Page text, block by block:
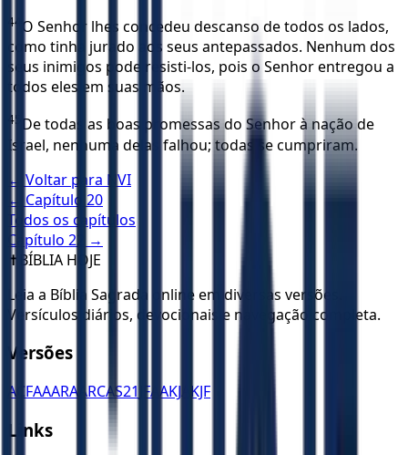
44 O Senhor lhes concedeu descanso de todos os lados,
como tinha jurado aos seus antepassados. Nenhum dos
seus inimigos pode resisti-los, pois o Senhor entregou a
todos eles em suas mãos.
45 De todas as boas promessas do Senhor à nação de
Israel, nenhuma delas falhou; todas se cumpriram.
← Voltar para NVI
← Capítulo 20
Todos os capítulos
Capítulo 22
→
✝️ BÍBLIA HOJE
Leia a Bíblia Sagrada online em diversas versões.
Versículos diários, devocionais e navegação completa.
Versões
ACFAAARA ARCAS21 JFAAKJA KJF
Links